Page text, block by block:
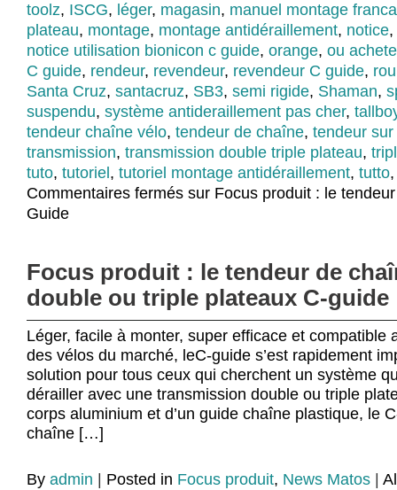
toolz, ISCG, léger, magasin, manuel montage
plateau, montage, montage antidéraillement, notice,
notice utilisation bionicon c guide, orange, ou
C guide, rendeur, revendeur, revendeur C guide,
Santa Cruz, santacruz, SB3, semi rigide, Shaman,
suspendu, système antideraillement pas cher,
tendeur chaîne vélo, tendeur de chaîne, tendeur
transmission, transmission double triple plateau,
tuto, tutoriel , tutoriel montage antidéraillement, tutto
Commentaires fermés sur Focus produit : le
Guide
Focus produit : le tendeur de
double ou triple plateaux C-guide
Léger, facile à monter, super efficace et compatible
des vélos du marché, leC-guide s’est rapidement
solution pour tous ceux qui cherchent un système
dérailler avec une transmission double ou triple
corps aluminium et d’un guide chaîne plastique, le
chaîne […]
By admin Posted in Focus produit, News Matos